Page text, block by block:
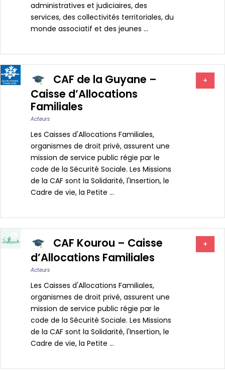
administratives et judiciaires, des
services, des collectivités territoriales, du
monde associatif et des jeunes ...
CAF de la Guyane –
Caisse d’Allocations
Familiales
Acteurs
Les Caisses d'Allocations Familiales,
organismes de droit privé, assurent une
mission de service public régie par le
code de la Sécurité Sociale. Les Missions
de la CAF sont la Solidarité, l'Insertion, le
Cadre de vie, la Petite ...
+
CAF Kourou – Caisse
d’Allocations Familiales
Acteurs
Les Caisses d'Allocations Familiales,
organismes de droit privé, assurent une
mission de service public régie par le
code de la Sécurité Sociale. Les Missions
de la CAF sont la Solidarité, l'Insertion, le
Cadre de vie, la Petite ...
+